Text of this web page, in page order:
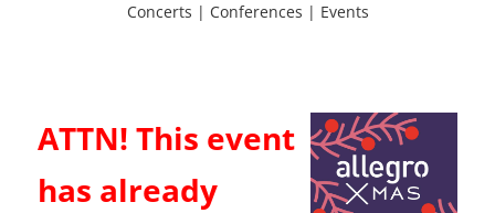
Concerts | Conferences | Events
ATTN! This event
has already